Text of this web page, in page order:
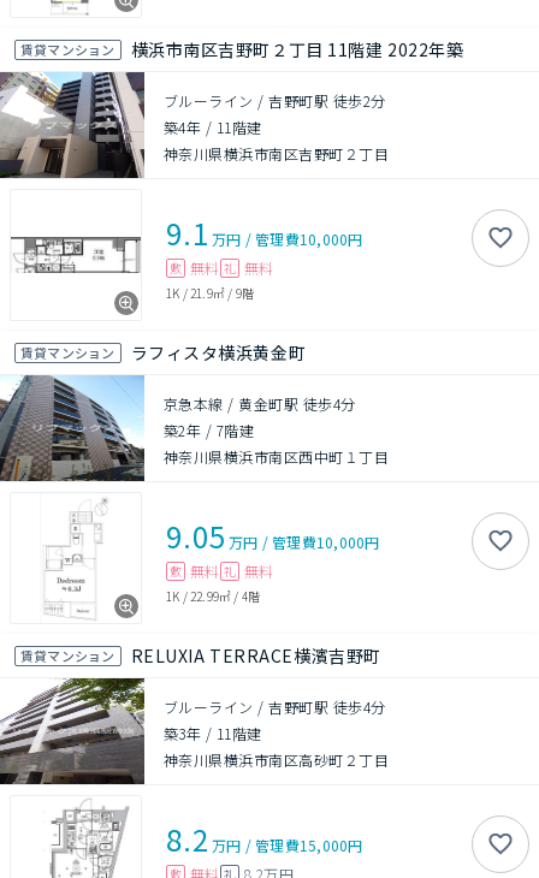
賃貸マンション 横浜市南区吉野町２丁目 11階建 2022年築
ブルーライン / 吉野町駅 徒歩2分
築4年 / 11階建
神奈川県横浜市南区吉野町２丁目
9.1 万円 /管理費10,000円
敷 無料 礼 無料
1K / 21.9㎡ / 9階
賃貸マンション ラフィスタ横浜黄金町
京急本線 / 黄金町駅 徒歩4分
築2年 / 7階建
神奈川県横浜市南区西中町１丁目
9.05 万円 /管理費10,000円
敷 無料 礼 無料
1K / 22.99㎡ / 4階
賃貸マンション RELUXIA TERRACE横濱吉野町
ブルーライン / 吉野町駅 徒歩4分
築3年 / 11階建
神奈川県横浜市南区高砂町２丁目
8.2 万円 /管理費15,000円
敷 無料 礼 8.2万円